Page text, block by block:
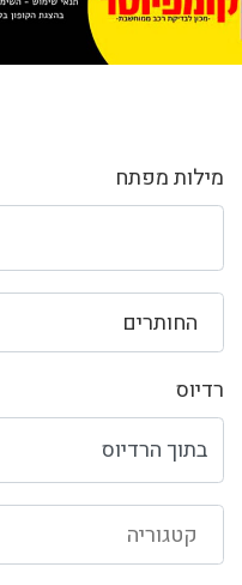
מילות מפתח
החותרים
רדיוס
קטגוריה